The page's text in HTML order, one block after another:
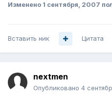
Изменено 1 сентября, 2007
Вставить ник Цитата
nextmen
Опубликовано 4